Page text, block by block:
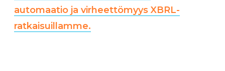
automaatio ja virheettömyys XBRL-
ratkaisuillamme.